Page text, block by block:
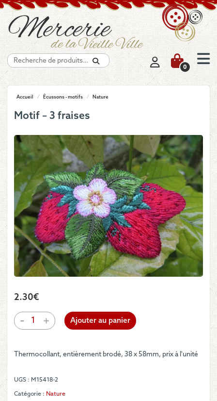
Recherche
0
Accueil / Écussons - motifs / Nature
Motif – 3 fraises
2.30€
-
quantité
de
3
+ Ajouter au panier
Thermocollant, entièrement brodé, 38 x 58mm, prix à l'unité
UGS : M15418-2
Catégorie : Nature